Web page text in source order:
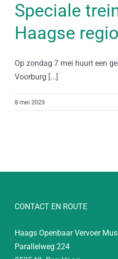
Speciale
Haagse regio
Op zondag 7 mei huurt een
Voorburg [...]
8 mei 2023
CONTACT EN ROUTE
Haags Openbaar Vervoer
Parallelweg 224